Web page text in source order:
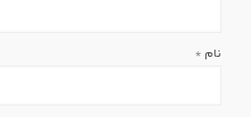
نام *